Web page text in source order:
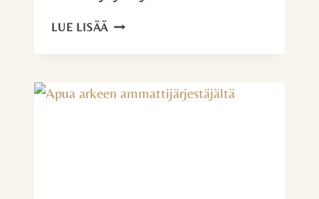
LUE LISÄÄ ASIAKASKOKEMUKSIA
AVUSTA